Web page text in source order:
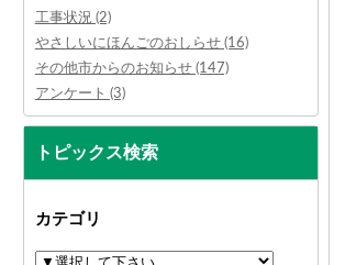
工事状況 (2)
やさしいにほんごのおしらせ (16)
その他市からのお知らせ (147)
アンケート (3)
トピックス検索
カテゴリ